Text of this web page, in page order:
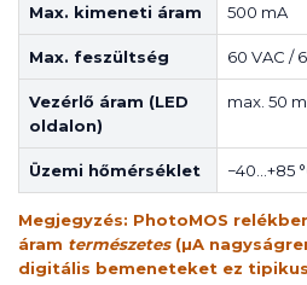
Max. kimeneti áram 500 mA
Max. feszültség 60 VAC /
Vezérlő áram (LED
oldalon)
max. 50
Üzemi hőmérséklet −40…+85
Megjegyzés: PhotoMOS
áram természetes(µA
digitális bemeneteket ez